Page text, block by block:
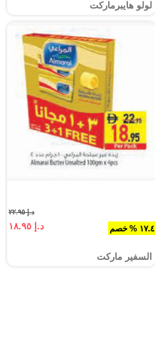
لولو هايبرماركت
١٧.٤ % خصم
د.إ ٢٢.٩٥
د.إ ١٨.٩٥
السفير ماركت